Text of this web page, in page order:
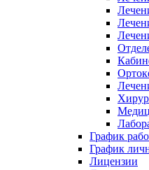
График
График
Лицензии